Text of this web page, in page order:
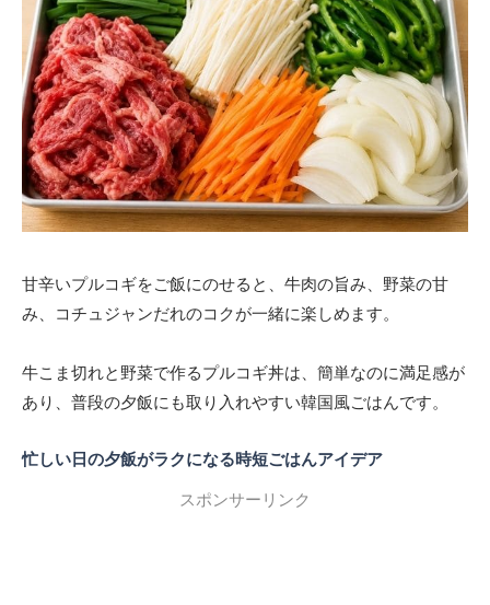
甘辛いプルコギをご飯にのせると、牛肉の旨み、野菜の甘
み、コチュジャンだれのコクが一緒に楽しめます。
牛こま切れと野菜で作るプルコギ丼は、簡単なのに満足感が
あり、普段の夕飯にも取り入れやすい韓国風ごはんです。
忙しい日の夕飯がラクになる時短ごはんアイデア
スポンサーリンク